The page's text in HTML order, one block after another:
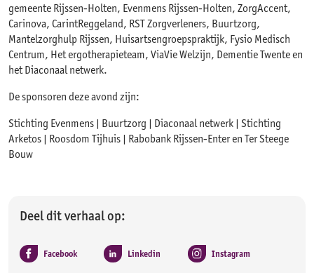
gemeente Rijssen-Holten, Evenmens Rijssen-Holten, ZorgAccent,
Carinova, CarintReggeland, RST Zorgverleners, Buurtzorg,
Mantelzorghulp Rijssen, Huisartsengroepspraktijk, Fysio Medisch
Centrum, Het ergotherapieteam, ViaVie Welzijn, Dementie Twente en
het Diaconaal netwerk.
De sponsoren deze avond zijn:
Stichting Evenmens | Buurtzorg | Diaconaal netwerk | Stichting
Arketos | Roosdom Tijhuis | Rabobank Rijssen-Enter en Ter Steege
Bouw
Deel dit verhaal op:
Facebook Linkedin Instagram